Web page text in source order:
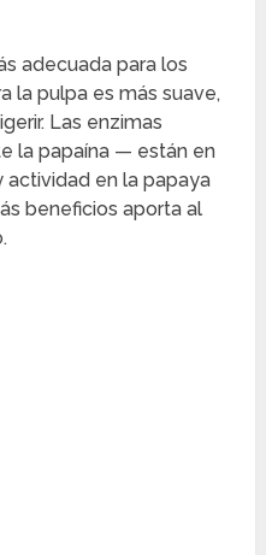
adecuada para los
la pulpa es más suave,
Las enzimas
la papaína — están en
actividad en la papaya
beneficios aporta al